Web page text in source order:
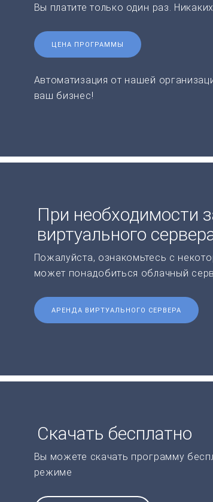
Вы платите только один раз.
ЦЕНА ПРОГРАММЫ
Автоматизация от нашей
ваш бизнес!
При необходимости
виртуального
Пожалуйста, ознакомьтесь с
может понадобиться облачный
АРЕНДА ВИРТУАЛЬНОГО СЕРВЕРА
Скачать бесплатно
Вы можете скачать программу
режиме